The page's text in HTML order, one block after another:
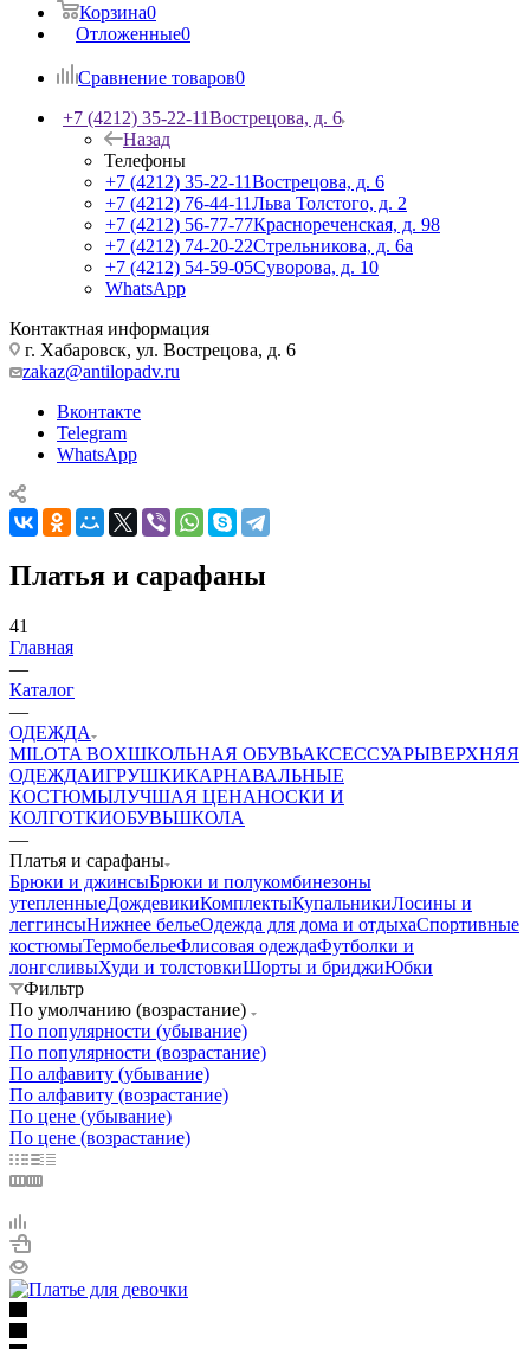
Корзина0
Отложенные0
Сравнение товаров0
+7 (4212) 35-22-11Вострецова, д. 6
Назад
Телефоны
+7 (4212) 35-22-11Вострецова, д. 6
+7 (4212) 76-44-11Льва Толстого, д. 2
+7 (4212) 56-77-77Краснореченская, д. 98
+7 (4212) 74-20-22Стрельникова, д. 6а
+7 (4212) 54-59-05Суворова, д. 10
WhatsApp
Контактная информация
г. Хабаровск, ул. Вострецова, д. 6
zakaz@antilopadv.ru
Вконтакте
Telegram
WhatsApp
Платья и сарафаны
41
Главная
—
Каталог
—
ОДЕЖДА
MILOTA BOXШКОЛЬНАЯ ОБУВЬАКСЕССУАРЫВЕРХНЯЯ
ОДЕЖДАИГРУШКИКАРНАВАЛЬНЫЕ
КОСТЮМЫЛУЧШАЯ ЦЕНАНОСКИ И
КОЛГОТКИОБУВЬШКОЛА
—
Платья и сарафаны
Брюки и джинсыБрюки и полукомбинезоны
утепленныеДождевикиКомплектыКупальникиЛосины и
леггинсыНижнее бельеОдежда для дома и отдыхаСпортивные
костюмыТермобельеФлисовая одеждаФутболки и
лонгсливыХуди и толстовкиШорты и бриджиЮбки
Фильтр
По умолчанию (возрастание)
По популярности (убывание)
По популярности (возрастание)
По алфавиту (убывание)
По алфавиту (возрастание)
По цене (убывание)
По цене (возрастание)